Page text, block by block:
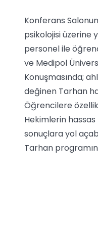
Konferans
psikolojisi üzerine
personel ile
ve Medipol
Konuşmasında;
değinen Tarhan
Öğrencilere
Hekimlerin
sonuçlara yol
Tarhan